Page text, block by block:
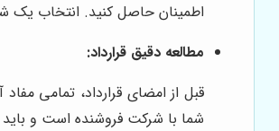
اطمینان حاصل کنید. انتخاب یک
مطالعه دقیق قرارداد:
قبل از امضای قرارداد، تمامی
شما با شرکت فروشنده است و